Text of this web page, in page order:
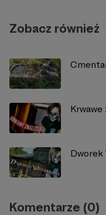
Zobacz również
Dworek
Komentarze (0)